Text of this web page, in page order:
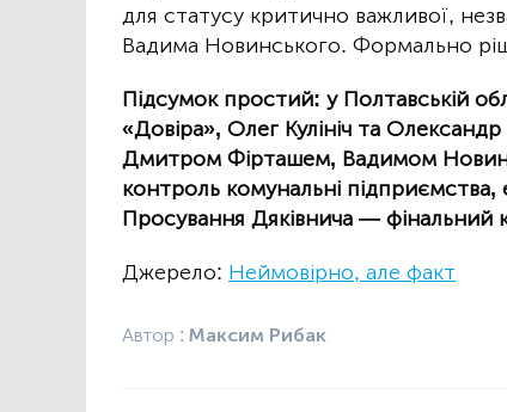
для статусу критично важливої,
Вадима Новинського. Формально
Підсумок простий: у Полтавській
«Довіра», Олег Кулініч та Олександр
Дмитром Фірташем, Вадимом
контроль комунальні
Просування Дяківнича — фінальний
Джерело: Неймовірно, але факт
Автор : Максим Рибак